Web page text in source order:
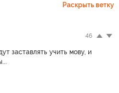
Раскрыть ветку
46
заставлять учить мову, и